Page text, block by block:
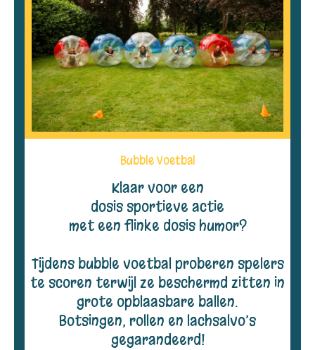
Bubble Voetbal
Klaar voor een
dosis sportieve actie
met een flinke dosis humor?
Tijdens bubble voetbal proberen spelers
te scoren terwijl ze beschermd zitten in
grote opblaasbare ballen.
Botsingen, rollen en lachsalvo’s
gegarandeerd!